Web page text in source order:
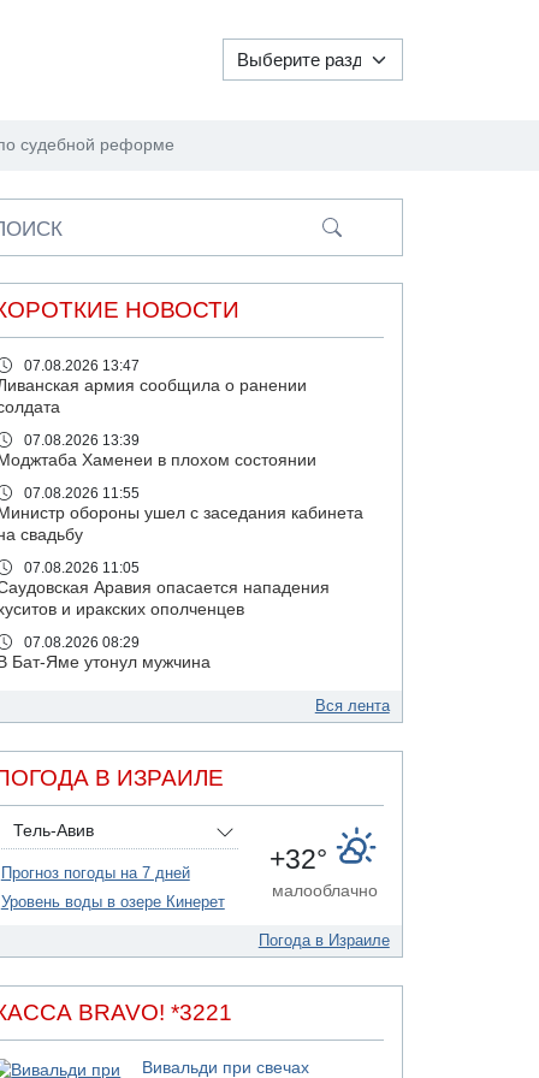
судебной реформе
НОВОСТИ
07.08.2026 13:47
армия сообщила о ранении
07.08.2026 13:39
Моджтаба Хаменеи в плохом состоянии
07.08.2026 11:55
Министр обороны ушел с заседания кабинета
свадьбу
07.08.2026 11:05
Аравия опасается нападения
и иракских ополченцев
07.08.2026 08:29
В Бат-Яме утонул мужчина
07.08.2026 06:47
от Бейт-Шемеша погиб
07.08.2026 06:24
Саудовская Аравия сообщает о нападении
хуситов
06.08.2026 13:43
электрической компании
06.08.2026 13:07
Кирьят-Арбы пожар на местности
Вся лента
В ИЗРАИЛЕ
Тель-Авив
Прогноз погоды на 7 дней
Уровень воды в озере Кинерет
+32°
малооблачно
Погода в Израиле
BRAVO! *3221
Вивальди при свечах